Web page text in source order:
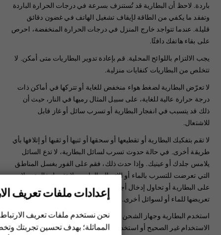
الهواتف الذكية
الهواتف المميزة
باردة. لاحظ أن البطارية قد تُستنزف بسرعة في درجات الحرارة الباردة
وتفقد ما يكفي من الطاقة لإيقاف تشغيل الهاتف في غضون دقائق
قليلة. عندما تتواجد خارج المنزل في درجات الحرارة المنخفضة، احرص
على بقاء هاتفك دافئًا.
‏‫يجب الالتزام باللوائح المحلية. قم بإعادة تدوير البطاريات متى أمكن. لا
تتخلص من البطاريات كنفايات منزلية.
لا تعرّض البطارية لضغط هواء منخفض للغاية أو تتركها في أماكن ذات
درجة حرارة عالية للغاية، على سبيل المثال رميها في النار، حيث أن
ذلك قد يتسبب في انفجار البطارية أو تسرب سائل أو غاز قابل
للاشتعال.
لا تقم بتفكيك البطارية أو تقطيعها أو سحقها أو ثنيها أو ثقبها أو إتلافها بأي
طريقة أخرى. في حالة حدوث تسرب لسائل البطارية، لا تدع السائل
يلامس جلدك أو عينيك. وإذا حدث ذلك، فقم على الفور بغسل المناطق
التي تعرضت للتسرب بالماء أو الاتصال بالطبيب. لا تقم بإدخال تعديلات
على البطارية أو تحاول إدخال أجسام غريبة فيها، ولا تقم بغمرها أو
تعريضها للماء أو لسوائل أخرى. قد تنفجر البطاريات في حالة تلفها.
استخدم البطارية وجهاز الشحن للأغراض المقصودة فقط. فقد يؤدي
الاستخدام غير الصحيح أو استخدام بطاريات أو أجهزة شحن غير معتمدة
إعدادات ملفات تعريف
نحن نستخدم ملفات تعريف
المماثلة؛ بهدف تحسين تجربتك